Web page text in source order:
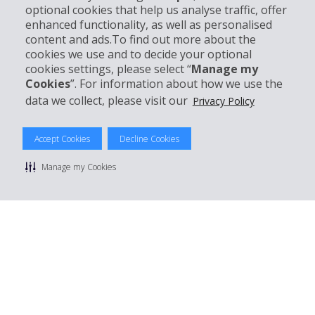
optional cookies that help us analyse traffic, offer
enhanced functionality, as well as personalised
content and ads.To find out more about the
cookies we use and to decide your optional
cookies settings, please select “Manage my
Cookies”. For information about how we use the
data we collect, please visit our Privacy Policy
Accept Cookies Decline Cookies
Manage my Cookies
Support client
Réserver avec Hertz
© 2026 The Hertz System, Inc.
Politique de confidentialité | Conditions d'utilisation du site
Conditions de location
Gérer mes cookies